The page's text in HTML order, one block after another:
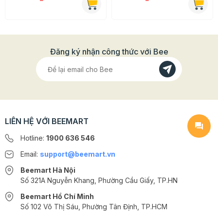
Set làm ra 12 bombs/10cups
độ C và độ ẩm trong khoảng từ 50 - 60%. Bọc kín
socola để tránh tiếp xúc trực tiếp với ánh nắng mặt trời.
Với các nguyên liệu chưa làm bảo quản ở nhiệt
độ phòng, tránh ánh nắng trực tiếp từ mặt trời
Thành phẩm làm xong ăn ngon nhất trong vòng 5 ngày
Hướng dẫn sử dụng Set nguyên liệu làm
Hot chocolate bomb:
Bước 1: Đun chảy socola và đổ khuôn
Đăng ký nhận công thức với Bee
LIÊN HỆ VỚI BEEMART
Hotline: 1900 636 546
Email: support@beemart.vn
Beemart Hà Nội
Số 321A Nguyễn Khang, Phường Cầu Giấy, TP.HN
Beemart Hồ Chí Minh
Số 102 Võ Thị Sáu, Phường Tân Định, TP.HCM